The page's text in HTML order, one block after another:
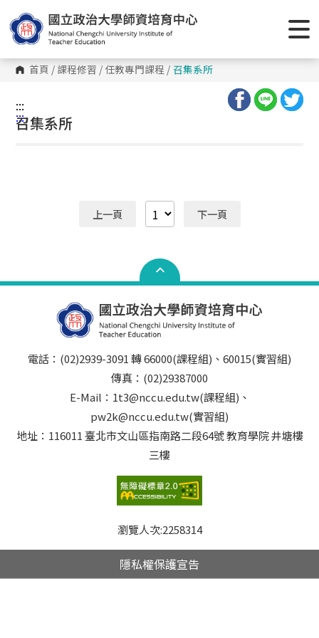
到
主
要
內
容
區 首頁 / 課程修習 / 任教專門課程 / 召集系所
:::
:::
召集系所
上一頁 下一頁
電話：(02)2939-3091 轉 66000(課程組)、60015(實習組)
傳真：(02)29387000
E-Mail：1t3@nccu.edu.tw(課程組)、
pw2k@nccu.edu.tw(實習組)
地址：116011 臺北市文山區指南路二段64號 教育學院 井塘樓
三樓
瀏覽人次:2258314
隱私權保護宣告